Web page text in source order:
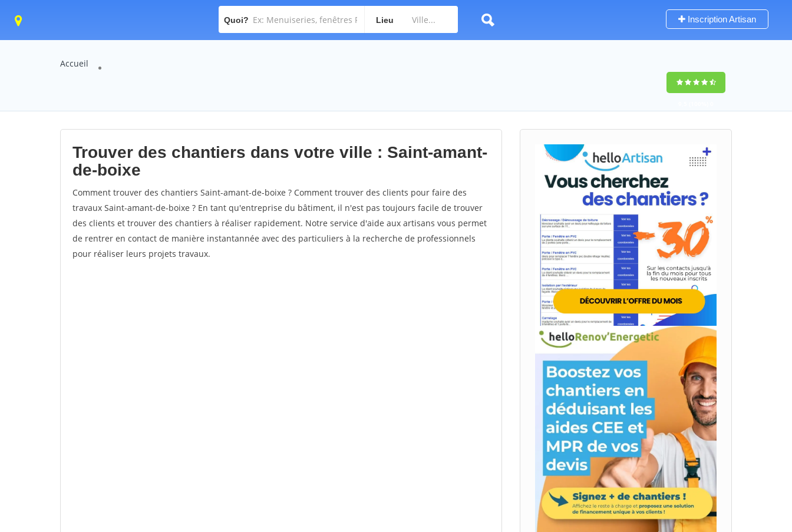
Quoi? Lieu Inscription Artisan
Accueil
Trouver des chantiers dans votre ville : Saint-amant-
de-boixe
Comment trouver des chantiers Saint-amant-de-boixe ? Comment trouver des clients pour faire des
travaux Saint-amant-de-boixe ? En tant qu'entreprise du bâtiment, il n'est pas toujours facile de trouver
des clients et trouver des chantiers à réaliser rapidement. Notre service d'aide aux artisans vous permet
de rentrer en contact de manière instantannée avec des particuliers à la recherche de professionnels
pour réaliser leurs projets travaux.